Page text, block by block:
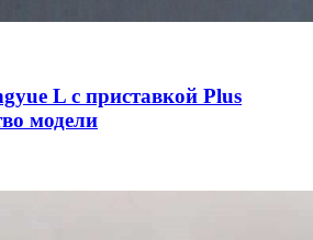
L с приставкой Plus
модели